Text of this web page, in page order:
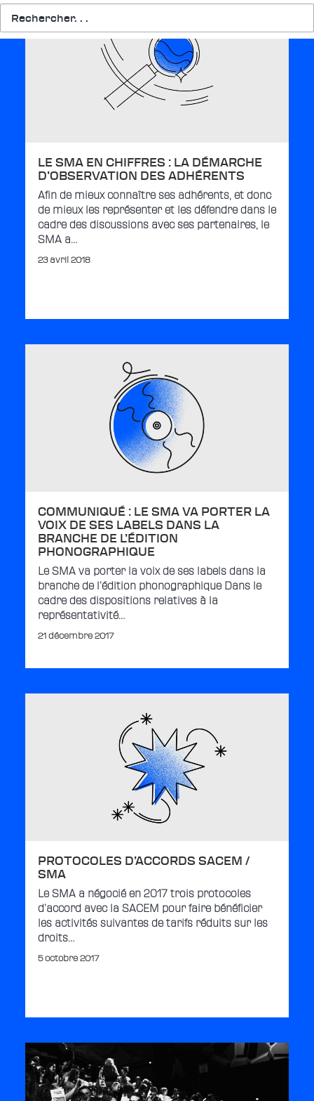
LE SMA EN CHIFFRES : LA DÉMARCHE
D’OBSERVATION DES ADHÉRENTS
Afin de mieux connaître ses adhérents, et donc
de mieux les représenter et les défendre dans le
cadre des discussions avec ses partenaires, le
SMA a…
23 avril 2018
COMMUNIQUÉ : LE SMA VA PORTER LA
VOIX DE SES LABELS DANS LA
BRANCHE DE L’ÉDITION
PHONOGRAPHIQUE
Le SMA va porter la voix de ses labels dans la
branche de l’édition phonographique Dans le
cadre des dispositions relatives à la
représentativité…
21 décembre 2017
PROTOCOLES D’ACCORDS SACEM /
SMA
Le SMA a négocié en 2017 trois protocoles
d’accord avec la SACEM pour faire bénéficier
les activités suivantes de tarifs réduits sur les
droits…
5 octobre 2017